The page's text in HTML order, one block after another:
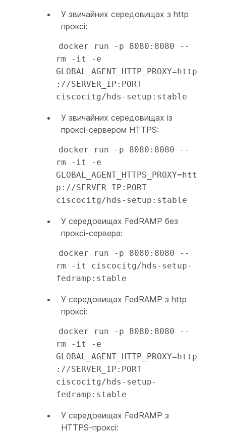
У звичайних середовищах з http
проксі:
docker run -p 8080:8080 --
rm -it -e
GLOBAL_AGENT_HTTP_PROXY=http
://SERVER_IP:PORT
ciscocitg/hds-setup:stable
У звичайних середовищах із
проксі-сервером HTTPS:
docker run -p 8080:8080 --
rm -it -e
GLOBAL_AGENT_HTTPS_PROXY=htt
p://SERVER_IP:PORT
ciscocitg/hds-setup:stable
У середовищах FedRAMP без
проксі-сервера:
docker run -p 8080:8080 --
rm -it ciscocitg/hds-setup-
fedramp:stable
У середовищах FedRAMP з http
проксі:
docker run -p 8080:8080 --
rm -it -e
GLOBAL_AGENT_HTTP_PROXY=http
://SERVER_IP:PORT
ciscocitg/hds-setup-
fedramp:stable
У середовищах FedRAMP з
HTTPS-проксі: